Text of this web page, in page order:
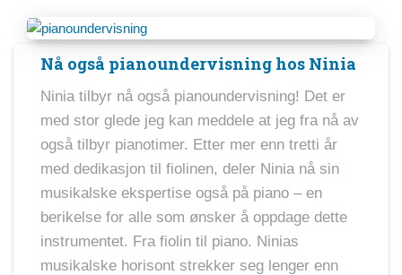
Nå også pianoundervisning hos Ninia
Ninia tilbyr nå også pianoundervisning! Det er
med stor glede jeg kan meddele at jeg fra nå av
også tilbyr pianotimer. Etter mer enn tretti år
med dedikasjon til fiolinen, deler Ninia nå sin
musikalske ekspertise også på piano – en
berikelse for alle som ønsker å oppdage dette
instrumentet. Fra fiolin til piano. Ninias
musikalske horisont strekker seg lenger enn